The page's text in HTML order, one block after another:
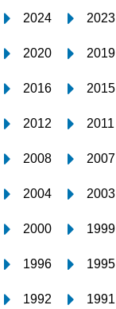
2024 2023
2020 2019
2016 2015
2012 2011
2008 2007
2004 2003
2000 1999
1996 1995
1992 1991